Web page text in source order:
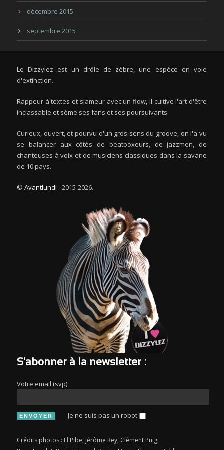
décembre 2015
septembre 2015
Le Dizzylez est un drôle de zèbre, une espèce en voie
d'extinction.
Rappeur à textes et slameur avec un flow, il cultive l'art d'être
inclassable et sème ses fans et ses poursuivants.
Curieux, ouvert, et pourvu d'un gros sens du groove, on l'a vu
se balancer aux côtés de beatboxeurs, de jazzmen, de
chanteuses à voix et de musiciens classiques dans la savane
de 10 pays.
© Avantlundi - 2015-2026.
S'abonner à la newsletter :
Votre email (svp)
Je ne suis pas un robot
Crédits photos : El Pibe, Jérôme Rey, Clément Puig,